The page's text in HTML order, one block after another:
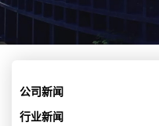
公司新闻
行业新闻